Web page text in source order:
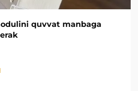
quvvat manbaga